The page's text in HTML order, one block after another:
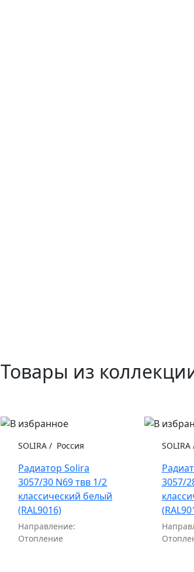
Товары из
SOLIRA / Россия
Радиатор Solira
3057/30 N69 твв 1/2
классический белый
(RAL9016)
Направление:
Отопление
SOLIRA
3057/